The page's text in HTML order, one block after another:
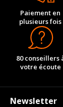
Paiement en
plusieurs fois
80 conseillers
votre écoute
Newsletter